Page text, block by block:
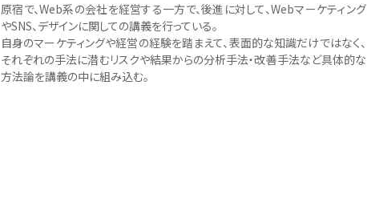
原宿で、Web系の会社を経営する一方で、後進に対して、Webマーケティング
やSNS、デザインに関しての講義を行っている。
自身のマーケティングや経営の経験を踏まえて、表面的な知識だけではなく、
それぞれの手法に潜むリスクや結果からの分析手法・改善手法など具体的な
方法論を講義の中に組み込む。